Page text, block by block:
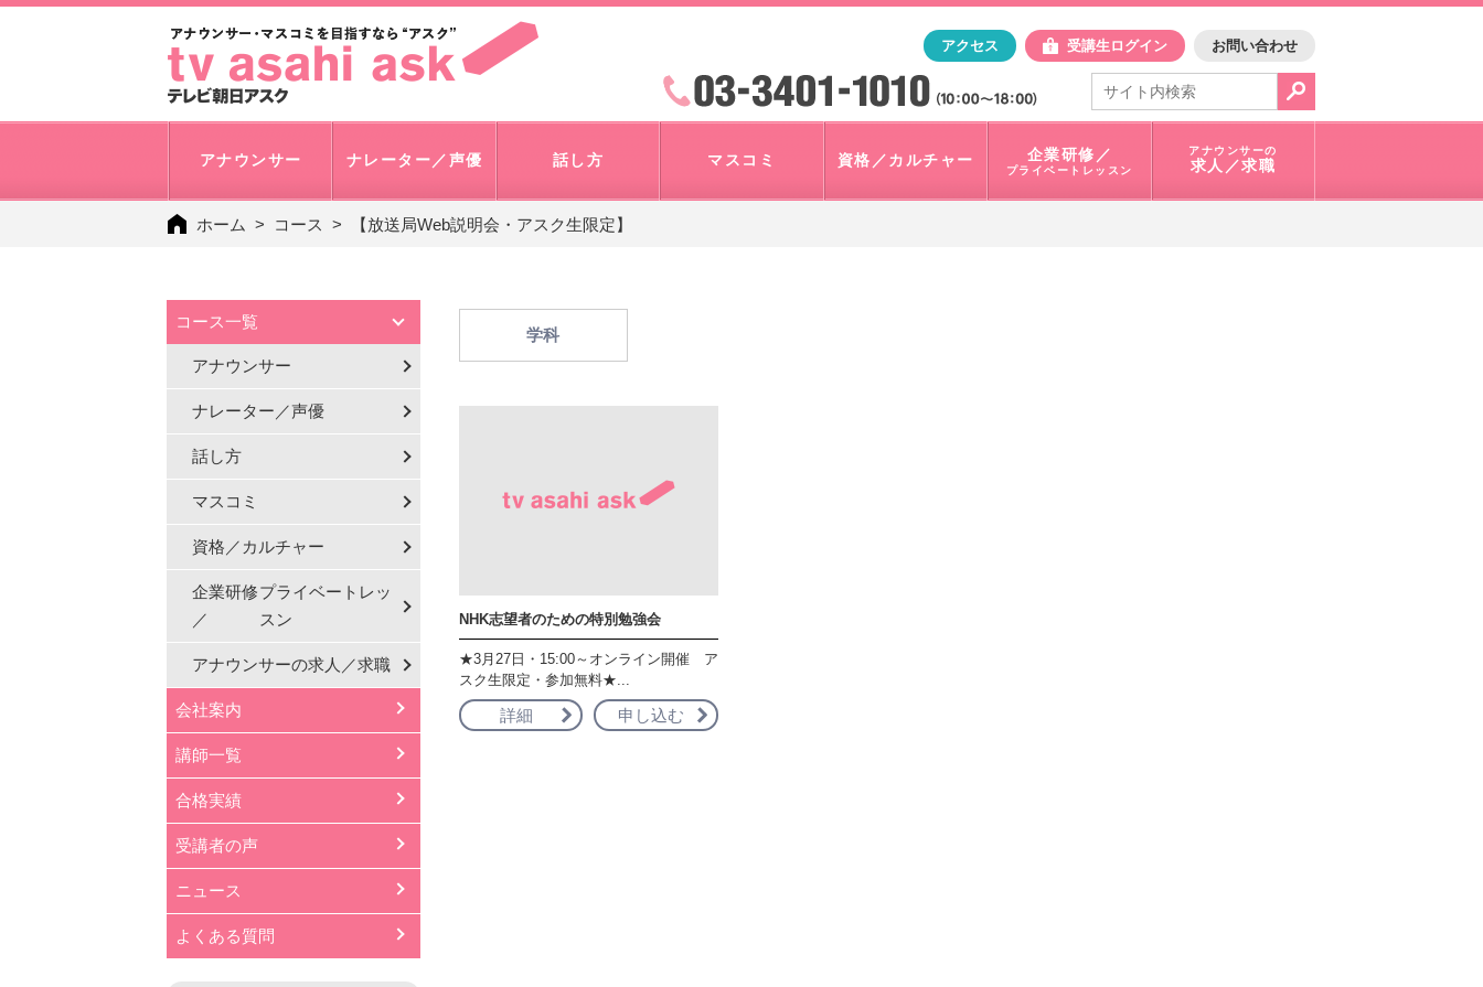
「アナウンサー・マスコミを目指すなら"アスク"」テレビ朝日アスク
アクセス 受講生ログイン お問い合わせ
電話で問合せ：
03-3401-1010
検索
アナウンサー ナレーター／声優 話し方 マスコミ 資格／カルチャー 企業研修／
プライベートレッスン
アナウンサーの
求人／求職
ホーム コース 【放送局Web説明会・アスク生限定】
コース一覧
アナウンサー
ナレーター／声優
話し方
マスコミ
資格／カルチャー
企業研修
／
プライベートレッ
スン
アナウンサーの求人／求職
会社案内
講師一覧
合格実績
受講者の声
ニュース
よくある質問
学科
NHK志望者のための特別勉強会
★3月27日・15:00～オンライン開催 ア
スク生限定・参加無料★...
詳細 申し込む